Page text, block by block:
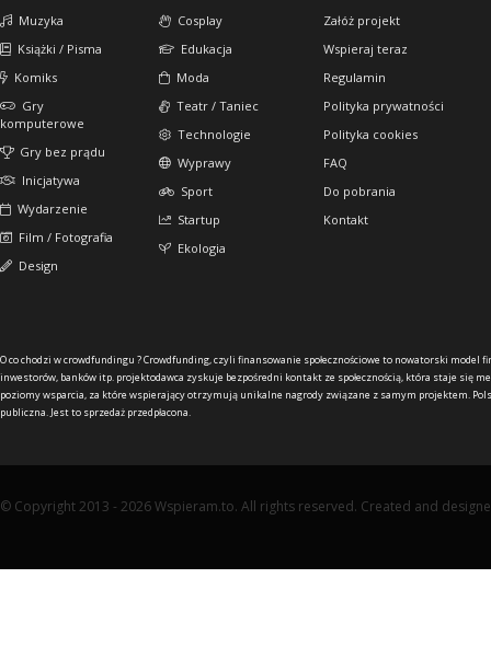
Muzyka
Książki / Pisma
Komiks
Gry
komputerowe
Gry bez prądu
Inicjatywa
Wydarzenie
Film / Fotografia
Design
Cosplay
Edukacja
Moda
Teatr / Taniec
Technologie
Wyprawy
Sport
Startup
Ekologia
Załóż projekt
Wspieraj teraz
Regulamin
Polityka prywatności
Polityka cookies
FAQ
Do pobrania
Kontakt
O co chodzi w crowdfundingu ?Crowdfunding, czyli finansowanie społecznościowe to nowatorski model
inwestorów, banków itp. projektodawca zyskuje bezpośredni kontakt ze społecznością, która staje się
poziomy wsparcia, za które wspierający otrzymują unikalne nagrody związane z samym projektem.
publiczna. Jest to sprzedaż przedpłacona.
© Copyright 2013 - 2026 Wspieram.to. All rights reserved. Created and